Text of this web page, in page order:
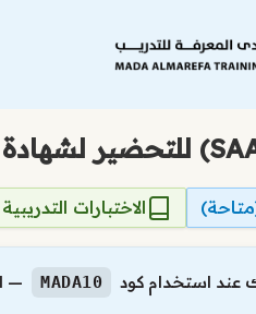
الاختبارات
عند استخدام كود MADA10
—